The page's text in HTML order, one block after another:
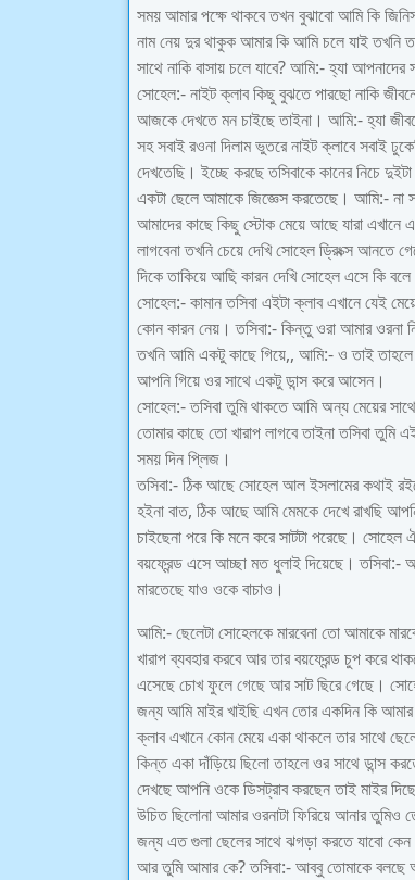
সময় আমার পক্ষে থাকবে তখন বুঝাবো আমি কি
নাম নেয় দুর থাকুক আমার কি আমি চলে যাই তখনি
সাথে নাকি বাসায় চলে যাবে? আমি:- হ্যা আপনাদের
সোহেল:- নাইট ক্লাব কিছু বুঝতে পারছো নাকি
আজকে দেখতে মন চাইছে তাইনা। আমি:- হ্যা
সহ সবাই রওনা দিলাম ভুতরে নাইট ক্লাবে সবাই
দেখতেছি। ইচ্ছে করছে তসিবাকে কানের নিচে
একটা ছেলে আমাকে জিজ্ঞেস করতেছে। আমি:- না
আমাদের কাছে কিছু স্টোক মেয়ে আছে যারা
লাগবেনা তখনি চেয়ে দেখি সোহেল ড্রিংক্স আনতে
দিকে তাকিয়ে আছি কারন দেখি সোহেল এসে কি
সোহেল:- কামান তসিবা এইটা ক্লাব এখানে যেই
কোন কারন নেয়। তসিবা:- কিন্তু ওরা আমার ওরনা
তখনি আমি একটু কাছে গিয়ে,, আমি:- ও তাই
আপনি গিয়ে ওর সাথে একটু ডান্স করে আসেন।
সোহেল:- তসিবা তুমি থাকতে আমি অন্য মেয়ের
তোমার কাছে তো খারাপ লাগবে তাইনা তসিবা
সময় দিন প্লিজ।
তসিবা:- ঠিক আছে সোহেল আল ইসলামের কথাই
হইনা বাত, ঠিক আছে আমি মেমকে দেখে রাখছি
চাইছেনা পরে কি মনে করে সাটটা পরেছে। সোহেল
বয়ফ্রেন্ড এসে আচ্ছা মত ধুলাই দিয়েছে। তসিবা:-
মারতেছে যাও ওকে বাচাও।
আমি:- ছেলেটা সোহেলকে মারবেনা তো আমাকে
খারাপ ব্যবহার করবে আর তার বয়ফ্রেন্ড চুপ করে
এসেছে চোখ ফুলে গেছে আর সাট ছিরে গেছে।
জন্য আমি মাইর খাইছি এখন তোর একদিন কি
ক্লাব এখানে কোন মেয়ে একা থাকলে তার সাথে
কিন্ত একা দাঁড়িয়ে ছিলো তাহলে ওর সাথে ডান্স
দেখছে আপনি ওকে ডিসট্রাব করছেন তাই মাইর
উচিত ছিলোনা আমার ওরনাটা ফিরিয়ে আনার
জন্য এত গুলা ছেলের সাথে ঝগড়া করতে যাবো কেন
আর তুমি আমার কে? তসিবা:- আব্বু তোমাকে বলছে